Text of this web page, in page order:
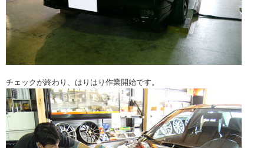
チェックが終わり、はりはり作業開始です。